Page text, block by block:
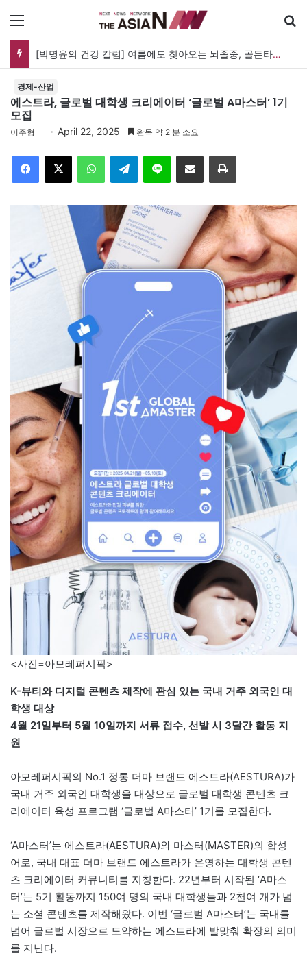
메뉴
[박명윤의 건강 칼럼] 여름에도 찾아오는 뇌졸중, 골든타임을 지켜라
경제-산업
에스트라, 글로벌 대학생 크리에이터 ‘글로벌 A마스터’ 1기
모집
이주형 April 22, 2025 완독 약 2 분 소요
Facebook
X WhatsAppTelegramLine 이메일 인쇄
<사진=아모레퍼시픽>
K-뷰티와 디지털 콘텐츠 제작에 관심 있는 국내 거주 외국인 대
학생 대상
4월 21일부터 5월 10일까지 서류 접수, 선발 시 3달간 활동 지
원
아모레퍼시픽의 No.1 정통 더마 브랜드 에스트라(AESTURA)가
국내 거주 외국인 대학생을 대상으로 글로벌 대학생 콘텐츠 크
리에이터 육성 프로그램 ‘글로벌 A마스터’ 1기를 모집한다.
‘A마스터’는 에스트라(AESTURA)와 마스터(MASTER)의 합성
어로, 국내 대표 더마 브랜드 에스트라가 운영하는 대학생 콘텐
츠 크리에이터 커뮤니티를 지칭한다. 22년부터 시작된 ‘A마스
터’는 5기 활동까지 150여 명의 국내 대학생들과 2천여 개가 넘
는 소셜 콘텐츠를 제작해왔다. 이번 ‘글로벌 A마스터’는 국내를
넘어 글로벌 시장으로 도약하는 에스트라에 발맞춰 확장의 의미
를 지닌다.